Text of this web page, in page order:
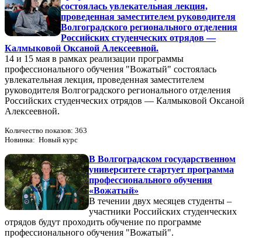
состоялась увлекательная лекция,
проведенная заместителем руководителя
Волгоградского регионального отделения
Российских студенческих отрядов —
Калмыковой Оксаной Алексеевной.
14 и 15 мая в рамках реализации программы
профессионального обучения "Вожатый" состоялась
увлекательная лекция, проведенная заместителем
руководителя Волгоградского регионального отделения
Российских студенческих отрядов — Калмыковой Оксаной
Алексеевной.
Количество показов: 363
Новинка: Новый курс
В Волгоградском государственном
университете стартует программа
профессионального обучения
«Вожатый»
В течении двух месяцев студенты –
участники Российских студенческих
отрядов будут проходить обучение по программе
профессионального обучения "Вожатый".